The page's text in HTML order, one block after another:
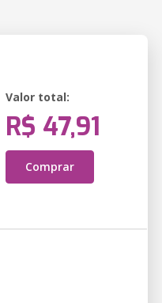
Valor total:
R$ 47,91
Comprar